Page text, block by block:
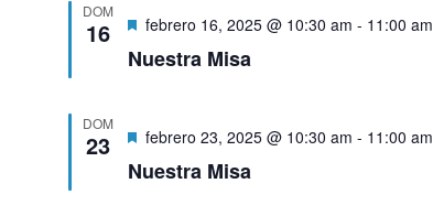
DOM
16
Nuestra Misa
Destacado
febrero 16, 2025 @ 10:30 am - 11:00 am
DOM
23
Nuestra Misa
Destacado
febrero 23, 2025 @ 10:30 am - 11:00 am